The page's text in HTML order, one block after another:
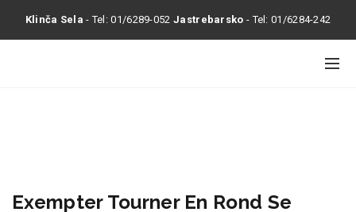
Klinča Sela - Tel:01/6289-052 Jastrebarsko - Tel:01/6284-242
Exempter Tourner En Rond Se